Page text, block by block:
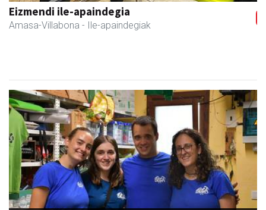
Iraola aholkularitza
Amasa-Villabona - Abokatuak